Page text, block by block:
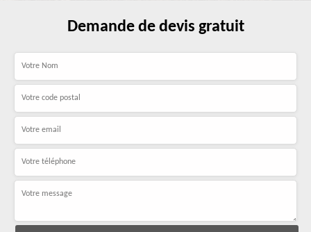
Demande de devis gratuit